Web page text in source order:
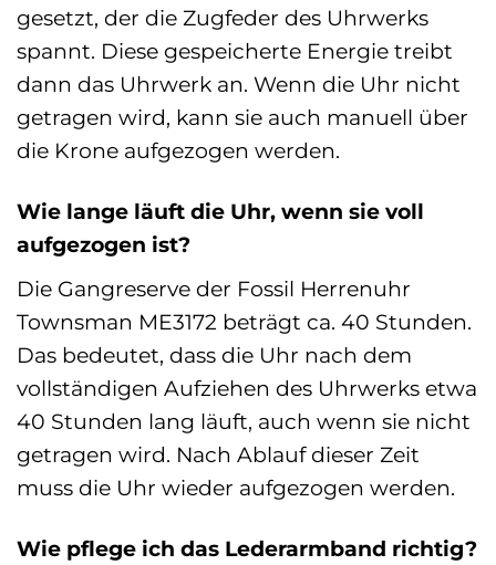
gesetzt, der die Zugfeder des Uhrwerks
spannt. Diese gespeicherte Energie treibt
dann das Uhrwerk an. Wenn die Uhr nicht
getragen wird, kann sie auch manuell über
die Krone aufgezogen werden.
Wie lange läuft die Uhr, wenn sie voll
aufgezogen ist?
Die Gangreserve der Fossil Herrenuhr
Townsman ME3172 beträgt ca. 40 Stunden.
Das bedeutet, dass die Uhr nach dem
vollständigen Aufziehen des Uhrwerks etwa
40 Stunden lang läuft, auch wenn sie nicht
getragen wird. Nach Ablauf dieser Zeit
muss die Uhr wieder aufgezogen werden.
Wie pflege ich das Lederarmband richtig?